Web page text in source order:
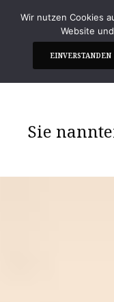
Sie
Wir nutzen Cookies
Website
EINVERSTANDEN